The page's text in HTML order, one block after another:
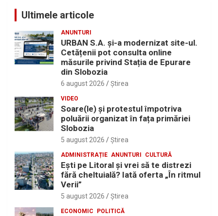
Ultimele articole
ANUNTURI
URBAN S.A. și-a modernizat site-ul.
Cetățenii pot consulta online
măsurile privind Stația de Epurare
din Slobozia
6 august 2026 Ştirea
VIDEO
Soare(le) și protestul împotriva
poluării organizat în fața primăriei
Slobozia
5 august 2026 Ştirea
ADMINISTRAȚIE ANUNTURI CULTURĂ
Eşti pe Litoral şi vrei să te distrezi
fără cheltuială? Iată oferta „În ritmul
Verii”
5 august 2026 Ştirea
ECONOMIC POLITICĂ